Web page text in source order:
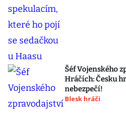
Šéf Vojenského
Hráčích: Česku
nebezpečí!
Blesk hráči